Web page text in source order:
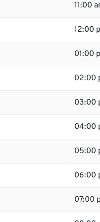
11:00
12:00
01:00
02:00
03:00
04:00
05:00
06:00
07:00